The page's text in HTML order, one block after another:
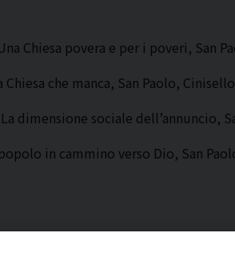
Una Chiesa povera e per i poveri, San
Chiesa che manca, San Paolo,
La dimensione sociale dell’annuncio,
in cammino verso Dio, San